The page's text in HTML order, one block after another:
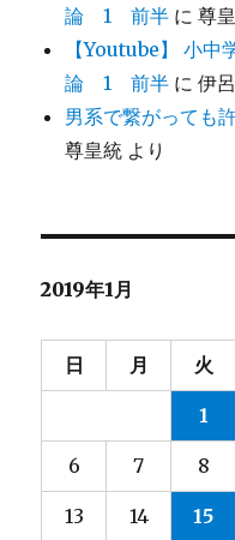
論 1 前半 に尊
【Youtube】 小中
論 1 前半 に伊
男系で繋がっても
尊皇統 より
2019年1月
日 月 火
1
6 7 8
13 14 15